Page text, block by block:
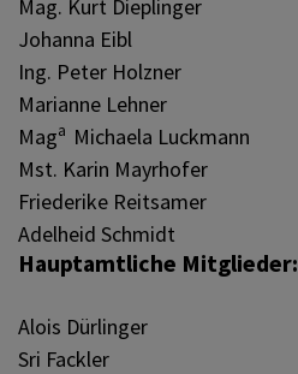
Mag. Kurt Dieplinger
Johanna Eibl
Ing. Peter Holzner
Marianne Lehner
Maga Michaela Luckmann
Mst. Karin Mayrhofer
Friederike Reitsamer
Adelheid Schmidt
Hauptamtliche Mitglieder:
Alois Dürlinger
Sri Fackler